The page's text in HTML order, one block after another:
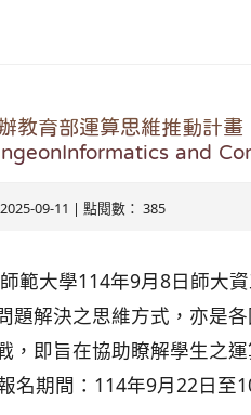
教育部運算思維推動計
and
09-11 | 點閱數： 385
範大學114年9月8日師大
題解決之思維方式，亦是
，即旨在協助瞭解學生之
名期間：114年9月22日至